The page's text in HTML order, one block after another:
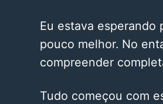
Eu estava
pouco melhor. No
compreender
Tudo começou com